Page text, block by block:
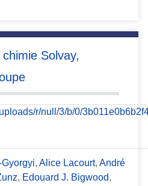
Solvay,
, Alice Lacourt, André
, Edouard J. Bigwood,